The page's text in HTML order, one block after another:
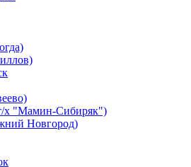
х "Мамин-Сибиряк")
Новгород)